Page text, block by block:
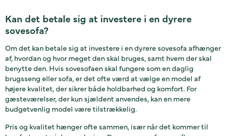
Kan det betale sig at investere i en dyrere
sovesofa?
Om det kan betale sig at investere i en dyrere sovesofa afhænger
af, hvordan og hvor meget den skal bruges, samt hvem der skal
benytte den. Hvis sovesofaen skal fungere som en daglig
brugsseng eller sofa, er det ofte værd at vælge en model af
højere kvalitet, der sikrer både holdbarhed og komfort. For
gæsteværelser, der kun sjældent anvendes, kan en mere
budgetvenlig model være tilstrækkelig.
Pris og kvalitet hænger ofte sammen, især når det kommer til